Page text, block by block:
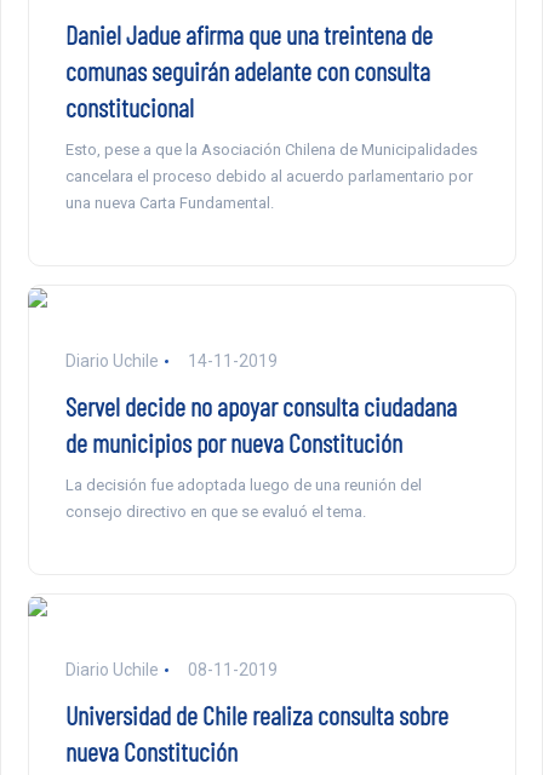
Daniel Jadue afirma que una treintena de
comunas seguirán adelante con consulta
constitucional
Esto, pese a que la Asociación Chilena de Municipalidades
cancelara el proceso debido al acuerdo parlamentario por
una nueva Carta Fundamental.
Diario Uchile 14-11-2019
Servel decide no apoyar consulta ciudadana
de municipios por nueva Constitución
La decisión fue adoptada luego de una reunión del
consejo directivo en que se evaluó el tema.
Diario Uchile 08-11-2019
Universidad de Chile realiza consulta sobre
nueva Constitución